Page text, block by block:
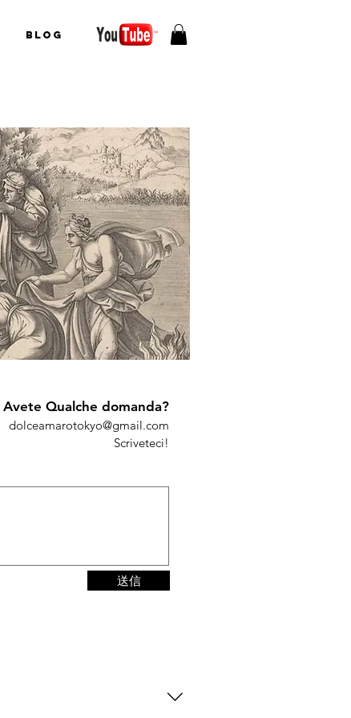
Blog
Avete Qualche domanda?
dolceamarotokyo@gmail.com
Scriveteci!
送信